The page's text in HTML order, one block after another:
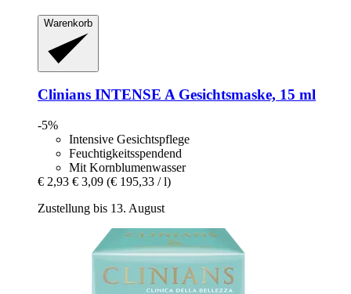
Warenkorb
Clinians INTENSE A Gesichtsmaske, 15 ml
-5%
Intensive Gesichtspflege
Feuchtigkeitsspendend
Mit Kornblumenwasser
€ 2,93 € 3,09 (€ 195,33 / l)
Zustellung bis 13. August